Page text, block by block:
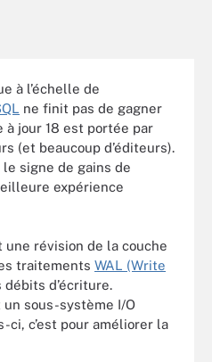
à l’échelle de
ne finit pas de gagner
jour 18 est portée par
(et beaucoup d’éditeurs).
signe de gains de
expérience
une révision de la couche
traitements WAL (Write
d’écriture.
sous-système I/O
ci, c’est pour améliorer la